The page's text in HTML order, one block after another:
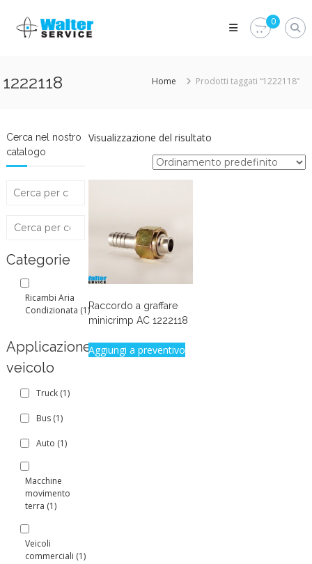
content
Walter
Service
parti
veicolo?
Vieni
Srl
0
1222118 Home Prodotti taggati “1222118”
Visualizzazione del risultato
Raccordo a graffare
minicrimp AC 1222118
Aggiungi a preventivo
Cerca nel nostro
catalogo
Categorie
Ricambi Aria
Condizionata (1)
Applicazione
veicolo
Truck (1)
Bus (1)
Auto (1)
Macchine
movimento
terra (1)
Veicoli
commerciali (1)